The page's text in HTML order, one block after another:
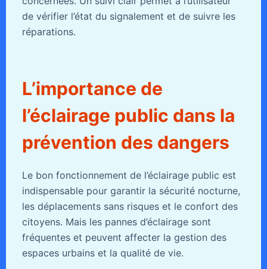
de vérifier l’état du signalement et de suivre les
réparations.
L’importance de
l’éclairage public dans la
prévention des dangers
Le bon fonctionnement de l’éclairage public est
indispensable pour garantir la sécurité nocturne,
les déplacements sans risques et le confort des
citoyens. Mais les pannes d’éclairage sont
fréquentes et peuvent affecter la gestion des
espaces urbains et la qualité de vie.